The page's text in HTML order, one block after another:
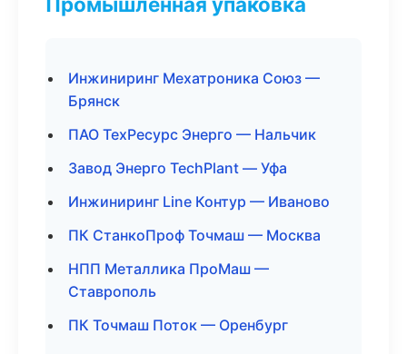
Инжиниринг Мехатроника Союз —
Брянск
ПАО ТехРесурс Энерго — Нальчик
Завод Энерго TechPlant — Уфа
Инжиниринг Line Контур — Иваново
ПК СтанкоПроф Точмаш — Москва
НПП Металлика ПроМаш —
Ставрополь
ПК Точмаш Поток — Оренбург